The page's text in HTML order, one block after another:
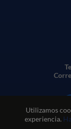
Utilizamos
experiencia.